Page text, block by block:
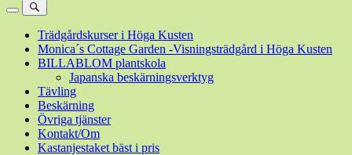
MenySök
Trädgårdskurser i Höga Kusten
Monica´s Cottage Garden -Visningsträdgård i Höga Kusten
BILLABLOM plantskola
Japanska beskärningsverktyg
Tävling
Beskärning
Övriga tjänster
Kontakt/Om
Kastanjestaket bäst i pris